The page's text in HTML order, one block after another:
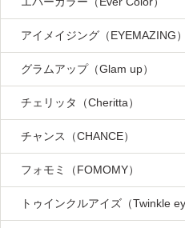
アイメイジング（EYEMAZING）
グラムアップ（Glam up）
チェリッタ（Cheritta）
チャンス（CHANCE）
フォモミ（FOMOMY）
トゥインクルアイズ（Twinkle